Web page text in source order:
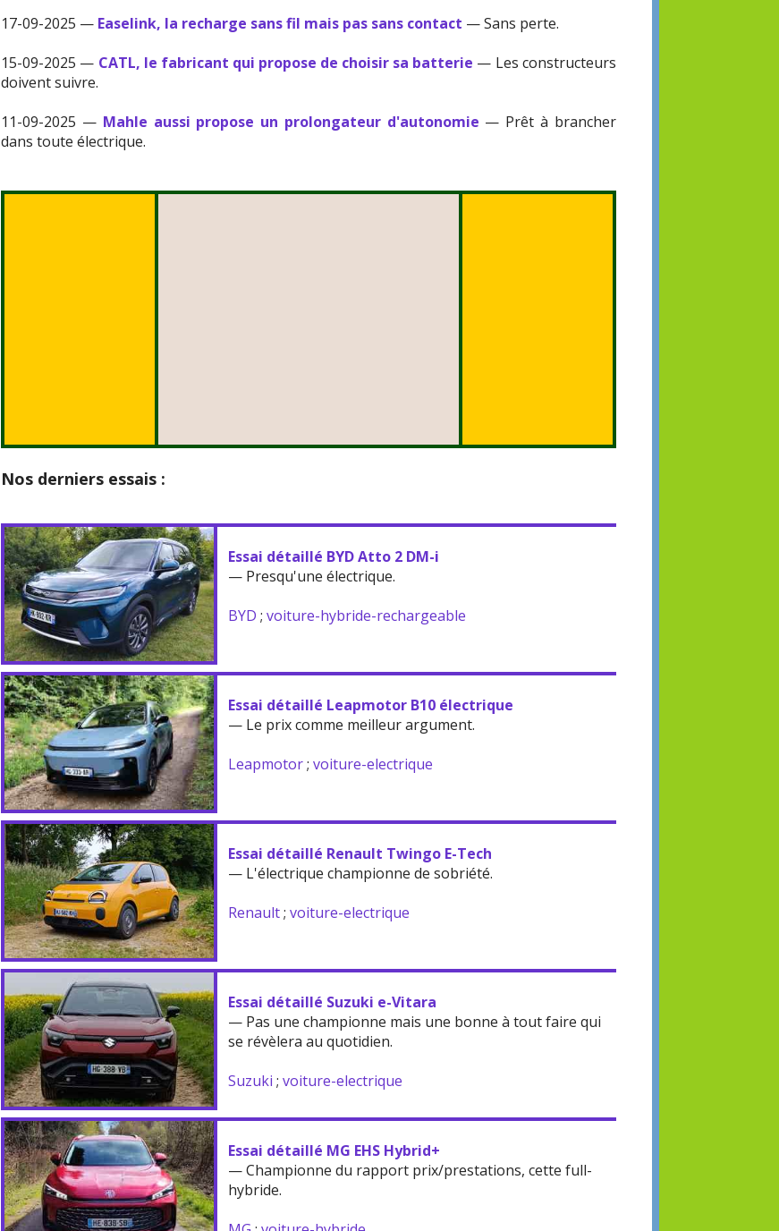
17-09-2025 — Easelink, la recharge sans fil mais pas sans contact — Sans perte.
15-09-2025 — CATL, le fabricant qui propose de choisir sa batterie — Les constructeurs
doivent suivre.
11-09-2025 — Mahle aussi propose un prolongateur d'autonomie — Prêt à brancher
dans toute électrique.
Nos derniers essais :
Essai détaillé BYD Atto 2 DM-i
— Presqu'une électrique.
BYD ;voiture-hybride-rechargeable
Essai détaillé Leapmotor B10 électrique
— Le prix comme meilleur argument.
Leapmotor;voiture-electrique
Essai détaillé Renault Twingo E-Tech
— L'électrique championne de sobriété.
Renault;voiture-electrique
Essai détaillé Suzuki e-Vitara
— Pas une championne mais une bonne à tout faire qui
se révèlera au quotidien.
Suzuki ;voiture-electrique
Essai détaillé MG EHS Hybrid+
— Championne du rapport prix/prestations, cette full-
hybride.